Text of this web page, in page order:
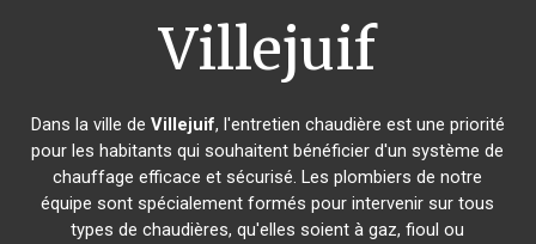
Villejuif
Dans la ville de Villejuif, l'entretien chaudière est une priorité
pour les habitants qui souhaitent bénéficier d'un système de
chauffage efficace et sécurisé. Les plombiers de notre
équipe sont spécialement formés pour intervenir sur tous
types de chaudières, qu'elles soient à gaz, fioul ou